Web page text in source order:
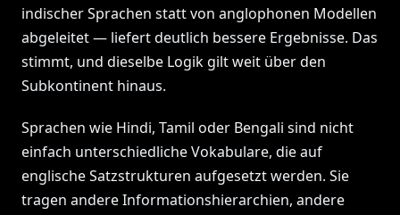
indischer Sprachen statt von anglophonen Modellen
abgeleitet — liefert deutlich bessere Ergebnisse. Das
stimmt, und dieselbe Logik gilt weit über den
Subkontinent hinaus.
Sprachen wie Hindi, Tamil oder Bengali sind nicht
einfach unterschiedliche Vokabulare, die auf
englische Satzstrukturen aufgesetzt werden. Sie
tragen andere Informationshierarchien, andere